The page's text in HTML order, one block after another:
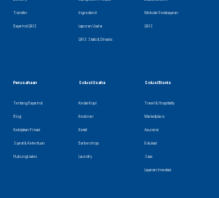
Transfer
Bayarind QRIS
Ingredient
Laporan Usaha
QRIS Statis & Dinamis
Metode Pembayaran
QRIS
Perusahaan
Tentang Bayarind
Blog
Kebijakan Privasi
Syarat & Ketentuan
Hubungi sales
Solusi Usaha
Kedai Kopi
Restoran
Retail
Barbershop
Laundry
Solusi Bisnis
Travel & Hospitality
Marketplace
Asuransi
Edukasi
Saas
Layanan Investasi